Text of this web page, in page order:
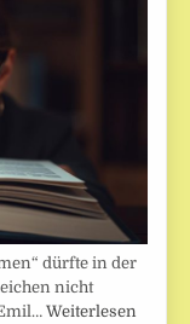
dürfte in der
nicht
Weiterlesen